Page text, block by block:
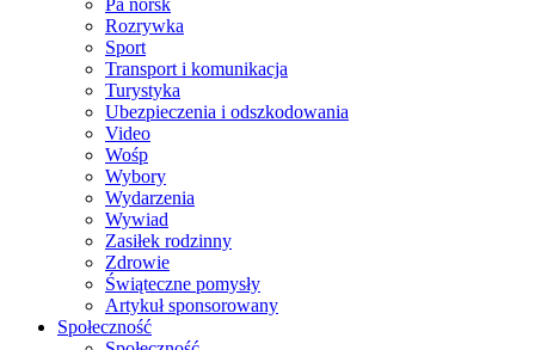
På norsk
Rozrywka
Sport
Transport i komunikacja
Turystyka
Ubezpieczenia i odszkodowania
Video
Wośp
Wybory
Wydarzenia
Wywiad
Zasiłek rodzinny
Zdrowie
Świąteczne pomysły
Artykuł sponsorowany
Społeczność